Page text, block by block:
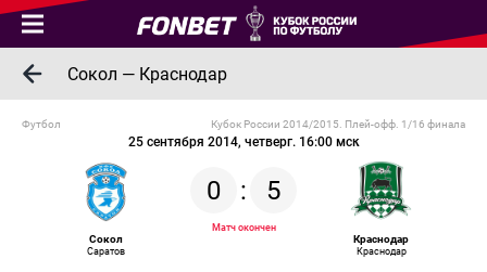
Сокол — Краснодар
Футбол
25 сентября 2014, четверг. 16:00 мск
Кубок России 2014/2015. Плей-офф. 1/16 финала
Сокол
Саратов
0 : 5
Матч окончен
Краснодар
Краснодар